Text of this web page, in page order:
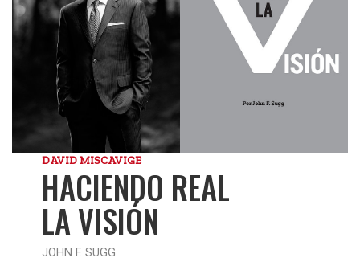
DAVID MISCAVIGE
HACIENDO REAL
LA VISIÓN
JOHN F. SUGG